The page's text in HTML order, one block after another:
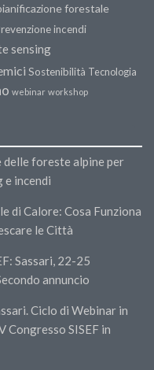
forestale
incendi
sensing
Sostenibilità Tecnologia
webinar workshop
delle foreste alpine per
e incendi
di Calore: Cosa Funziona
le Città
Sassari, 22-25
annuncio
Ciclo di Webinar in
Congresso SISEF in